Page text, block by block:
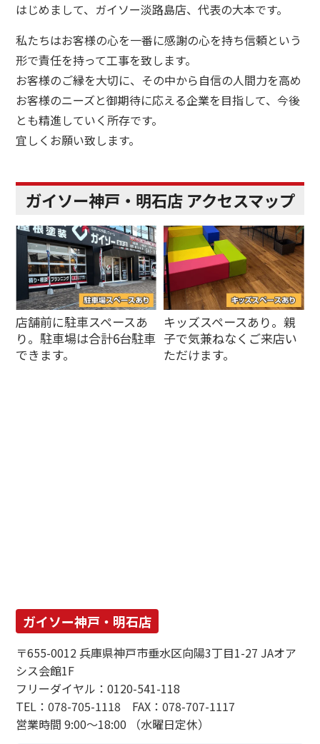
はじめまして、ガイソー淡路島店、代表の大本です。
私たちはお客様の心を一番に感謝の心を持ち信頼という
形で責任を持って工事を致します。
お客様のご縁を大切に、その中から自信の人間力を高め
お客様のニーズと御期待に応える企業を目指して、今後
とも精進していく所存です。
宜しくお願い致します。
ガイソー神戸・明石店 アクセスマップ
店舗前に駐車スペースあ
り。駐車場は合計6台駐車
できます。
キッズスペースあり。親
子で気兼ねなくご来店い
ただけます。
ガイソー神戸・明石店
〒655-0012 兵庫県神戸市垂水区向陽3丁目1-27 JAオア
シス会館1F
フリーダイヤル：0120-541-118
TEL：078-705-1118 FAX：078-707-1117
営業時間 9:00～18:00 （水曜日定休）